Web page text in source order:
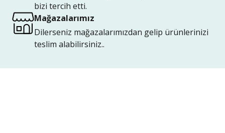
bizi tercih etti.
Mağazalarımız
Dilerseniz mağazalarımızdan gelip ürünlerinizi
teslim alabilirsiniz..